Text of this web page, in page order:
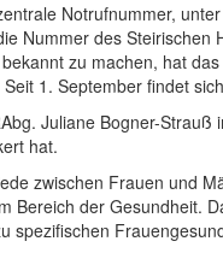
Notrufnummer,
Nummer des
zu machen, hat
1. September findet
Juliane Bogner-
hat.
zwischen Frauen und
Bereich der Gesundheit.
spezifischen